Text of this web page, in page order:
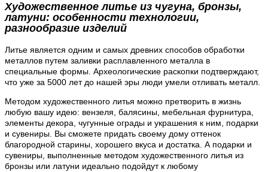
Художественное литье из чугуна, бронзы,
латуни: особенности технологии,
разнообразие изделий
Литье является одним и самых древних способов обработки
металлов путем заливки расплавленного металла в
специальные формы. Археологические раскопки подтверждают,
что уже за 5000 лет до нашей эры люди умели отливать металл.
Методом художественного литья можно претворить в жизнь
любую вашу идею: вензеля, балясины, мебельная фурнитура,
элементы декора, чугунные ограды и украшения к ним, подарки
и сувениры. Вы сможете придать своему дому оттенок
благородной старины, хорошего вкуса и достатка. А подарки и
сувениры, выполненные методом художественного литья из
бронзы или латуни идеально подойдут к любому